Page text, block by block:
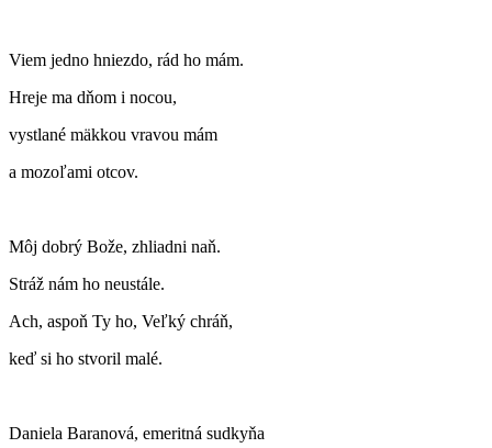
Viem jedno hniezdo, rád ho mám.
Hreje ma dňom i nocou,
vystlané mäkkou vravou mám
a mozoľami otcov.
Môj dobrý Bože, zhliadni naň.
Stráž nám ho neustále.
Ach, aspoň Ty ho, Veľký chráň,
keď si ho stvoril malé.
Daniela Baranová, emeritná sudkyňa